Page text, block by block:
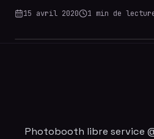
15 avril 2020 1 min de
Photobooth libre service